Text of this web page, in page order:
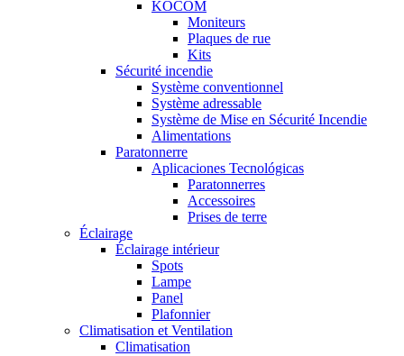
KOCOM
Moniteurs
Plaques de rue
Kits
Sécurité incendie
Système conventionnel
Système adressable
Système de Mise en Sécurité Incendie
Alimentations
Paratonnerre
Aplicaciones Tecnológicas
Paratonnerres
Accessoires
Prises de terre
Éclairage
Éclairage intérieur
Spots
Lampe
Panel
Plafonnier
Climatisation et Ventilation
Climatisation